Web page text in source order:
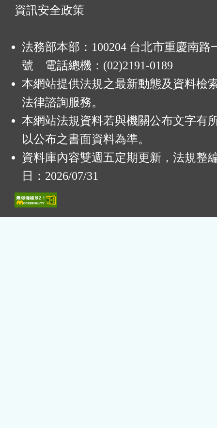
資訊安全政策
法務部本部：100204 台北市重慶南路
號 電話總機：(02)2191-0189
本網站提供法規之最新動態及資料檢
法律諮詢服務。
本網站法規資料若與機關公布文字有
以公布之書面資料為準。
資料庫內容雙週五定期更新，法規整
日：2026/07/31